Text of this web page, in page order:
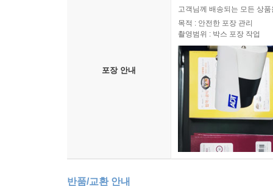
포장 안내
고객님께 배송되는 모든 상
목적 : 안전한 포장 관리
촬영범위 : 박스 포장 작업
반품/교환 안내